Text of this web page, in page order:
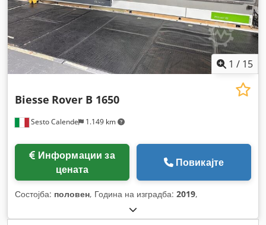
1 / 15
Sesto Calende 1.149 km
Biesse Rover B 1650
цената
Повикајте
Состојба: половен, Година на изградба: 2019,